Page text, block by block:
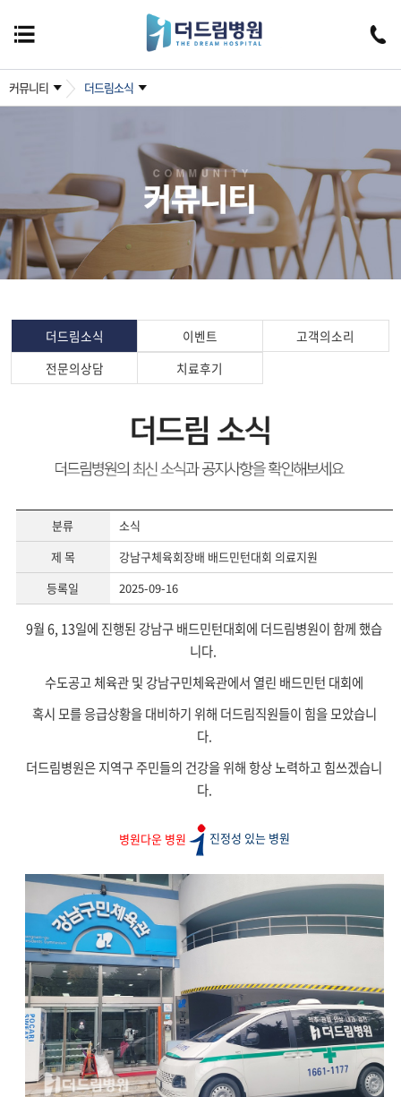
커뮤니티 더드림소식
더드림소식 이벤트
고객의소리
전문의상담
치료후기
분류
소식
제 목
강남구체육회장배 배드민턴대회 의료지원
등록일
2025-09-16
9월 6, 13일에 진행된 강남구 배드민턴대회에 더드림병원이 함께 했습
니다.
수도공고 체육관 및 강남구민체육관에서 열린 배드민턴 대회에
혹시 모를 응급상황을 대비하기 위해 더드림직원들이 힘을 모았습니
다.
더드림병원은 지역구 주민들의 건강을 위해 항상 노력하고 힘쓰겠습니
다.
병원다운 병원 진정성 있는 병원